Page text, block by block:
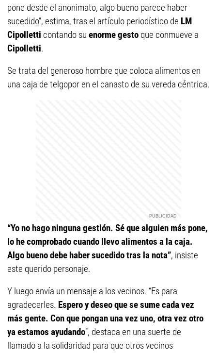
pone desde el anonimato, algo bueno parece haber
sucedido”, estima, tras el artículo periodístico de LM
Cipolletti contando su enorme gesto que conmueve a
Cipolletti.
Se trata del generoso hombre que coloca alimentos en
una caja de telgopor en el canasto de su vereda céntrica.
“Yo no hago ninguna gestión. Sé que alguien más pone,
lo he comprobado cuando llevo alimentos a la caja.
Algo bueno debe haber sucedido tras la nota”, insiste
este querido personaje.
Y luego envía un mensaje a los vecinos. “Es para
agradecerles. Espero y deseo que se sume cada vez
más gente. Con que pongan una vez uno, otra vez otro
ya estamos ayudando”, destaca en una suerte de
llamado a la solidaridad para que otros vecinos